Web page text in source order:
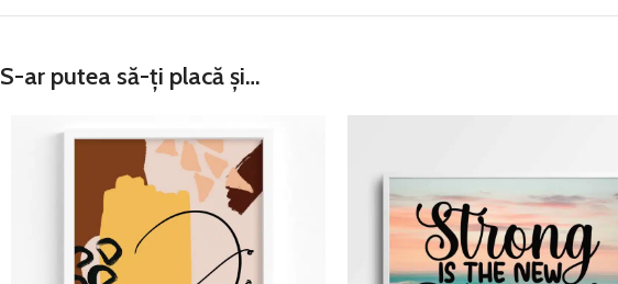
S-ar putea să-ți placă și…